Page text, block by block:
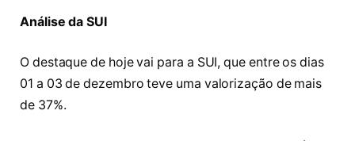
Análise da SUI
O destaque de hoje vai para a SUI, que entre os dias
01 a 03 de dezembro teve uma valorização de mais
de 37%.